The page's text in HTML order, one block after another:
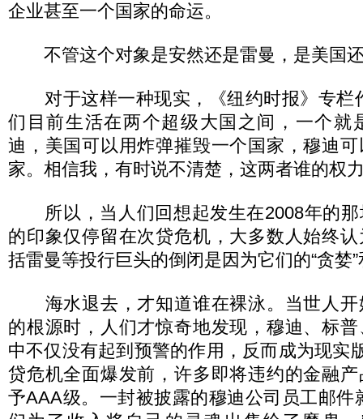
企业甚至一个国家的命运。
不管这个对象是安然还是雷曼，是美国
对于这样一种现实，《纽约时报》专栏
们目前生活在两个超级大国之间，一个就
迪，美国可以用炸弹摧毁一个国家，穆迪
家。相信我，有时说不清楚，这两者谁的权
所以，当人们回想起发生在2008年的那
的印象仅停留在次贷危机，大多数人始终
括雷曼等投行巨头的倒闭是因为它们的“贪婪”
海水退去，才知道谁在裸泳。当世人开
的根源时，人们才惊奇地发现，穆迪、标
中不仅没有起到预警的作用，反而成为现实
贷危机全面爆发前，许多即将违约的金融
予AAA级。一封被披露的穆迪公司员工邮件